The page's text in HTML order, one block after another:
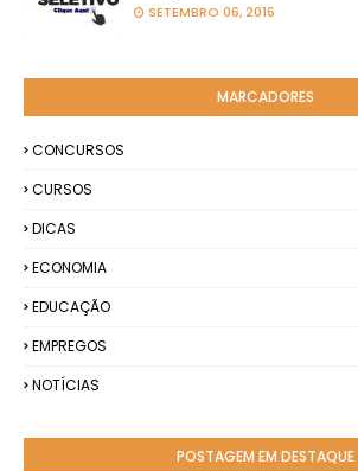
SETEMBRO 06, 2016
MARCADORES
CONCURSOS
CURSOS
DICAS
ECONOMIA
EDUCAÇÃO
EMPREGOS
NOTÍCIAS
POSTAGEM EM DESTAQUE